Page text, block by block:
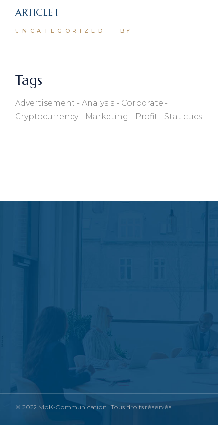
ARTICLE 1
UNCATEGORIZED BY
Tags
Advertisement Analysis
Corporate
Cryptocurrency
Marketing Profit Statictics
© 2022 MoK-Communication , Tous droits réservés